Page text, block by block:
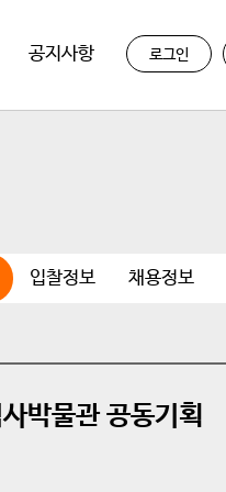
공지사항 로그인
입찰정보 채용정보
박물관 공동기획